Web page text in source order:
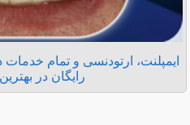
ایمپلنت، ارتودنسی و تمام
رایگان در